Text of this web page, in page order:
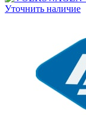
Уточнить наличие